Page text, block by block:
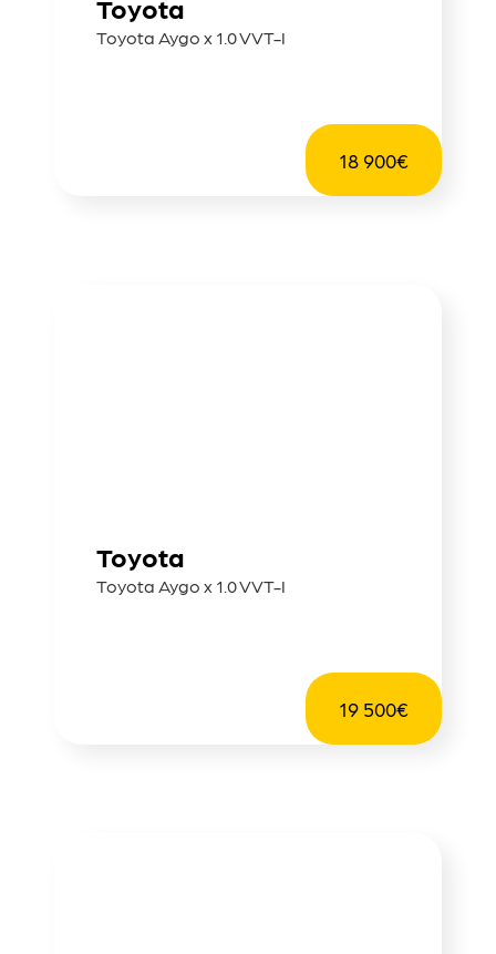
Toyota
Toyota Aygo x 1.0 VVT-I
18 900€
Toyota
Toyota Aygo x 1.0 VVT-I
19 500€